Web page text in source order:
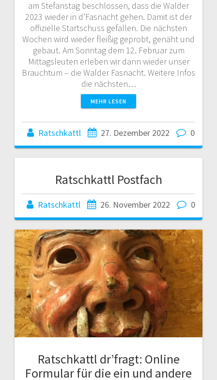
am Stefanstag beschlossen, dass die Walder
2023 wieder in d’Fasnacht gehen. Damit ist der
offizielle Startschuss gefallen. Die nächsten
Wochen wird wieder fleißig geprobt, genäht und
gebaut. Am Sonntag dem 12. Februar zum
Mittagsleuten erleben wir dann wieder unser
Brauchtum – die Walder Fasnacht. Weitere Infos
die nächsten…
MEHR LESEN
Ratschkattl 27. Dezember 2022 0
Ratschkattl Postfach
Ratschkattl 26. November 2022 0
Ratschkattl dr’fragt: Online
Formular für die ein und andere